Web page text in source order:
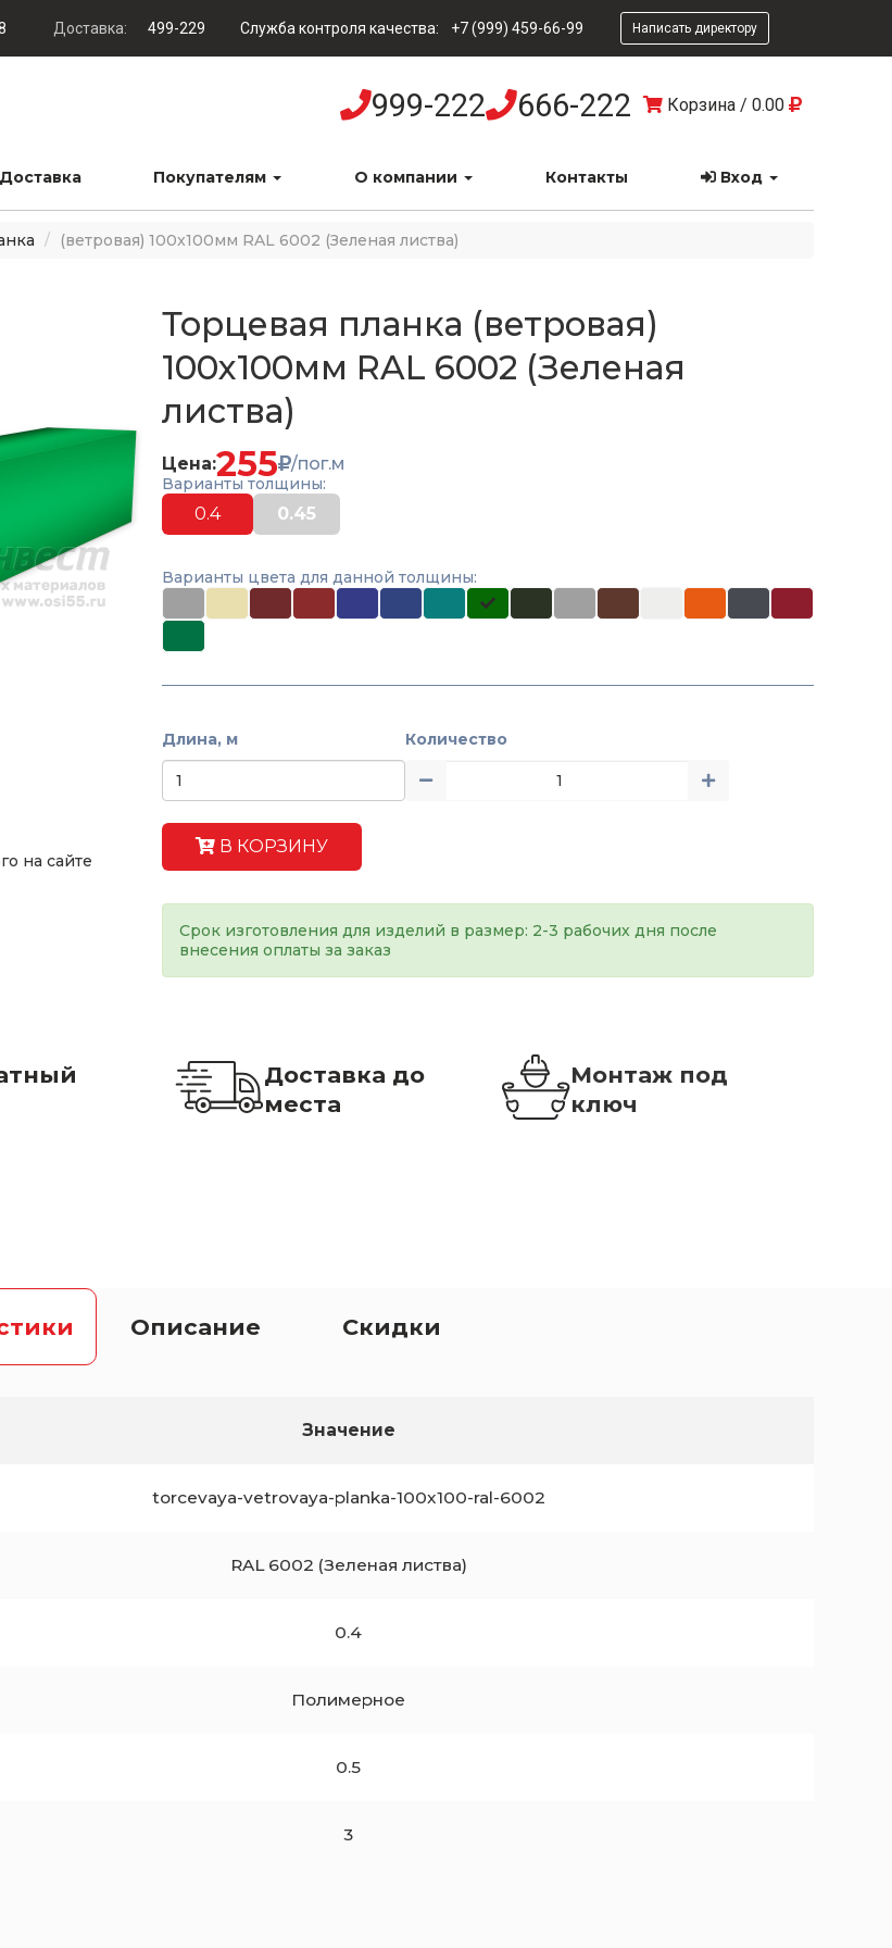
Доставка: 499-229 Служба контроля качества: +7 (999) 459-66-99 Написать директору
999-222 666-222 Корзина / 0.00
Доставка Покупателям О компании Контакты Вход
(ветровая) 100x100мм RAL 6002 (Зеленая листва)
на сайте
Торцевая планка (ветровая)
100x100мм RAL 6002 (Зеленая
листва)
Цена:255 /пог.м
Варианты толщины:
0.4 0.45
Варианты цвета для данной толщины:
Длина, м Количество
В КОРЗИНУ
Срок изготовления для изделий в размер: 2-3 рабочих дня после
внесения оплаты за заказ
Доставка до
места
Монтаж под
ключ
Описание Скидки
Значение
torcevaya-vetrovaya-planka-100x100-ral-6002
RAL 6002 (Зеленая листва)
0.4
Полимерное
0.5
3